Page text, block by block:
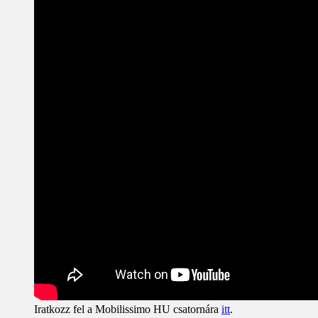
Iratkozz fel a Mobilissimo HU csatornára itt.